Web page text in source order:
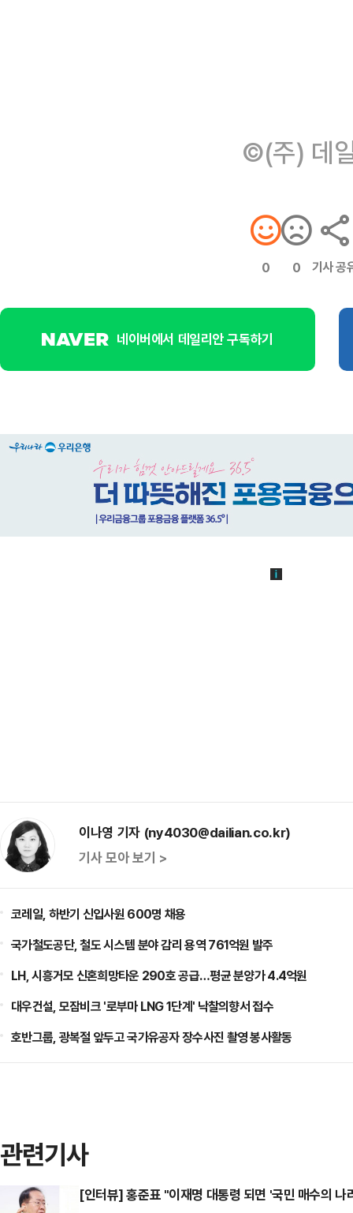
©(주) 데
0 0 기사 공
네이버에서 데일리안 구독하기
이나영 기자 (ny4030@dailian.co.kr)
기사 모아 보기 >
코레일, 하반기 신입사원 600명 채용
국가철도공단, 철도 시스템 분야 감리 용역 761억원 발주
LH, 시흥거모 신혼희망타운 290호 공급…평균 분양가 4.4억원
대우건설, 모잠비크 '로부마 LNG 1단계' 낙찰의향서 접수
호반그룹, 광복절 앞두고 국가유공자 장수사진 촬영 봉사활동
관련기사
[인터뷰] 홍준표 "이재명 대통령 되면 '국민 매수의